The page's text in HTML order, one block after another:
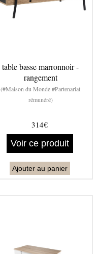
table basse marronnoir -
rangement
(#Maison du Monde #Partenariat
rémunéré)
314€
Voir ce produit
Ajouter au panier